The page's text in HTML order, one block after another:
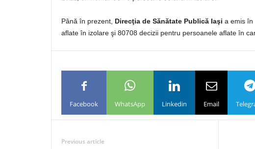
Până în prezent, Direcţia de Sănătate Publică Iaşi a emis în
aflate în izolare şi 80708 decizii pentru persoanele aflate în
Facebook WhatsApp Linkedin Email
Previous article